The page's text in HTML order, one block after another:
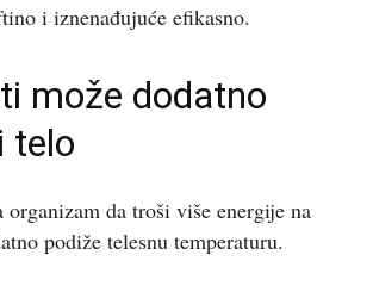
i iznenađujuće efikasno.
može dodatno
telo
organizam da troši više energije na
podiže telesnu temperaturu.